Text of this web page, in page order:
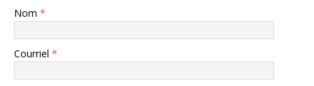
Nom *
Courriel *